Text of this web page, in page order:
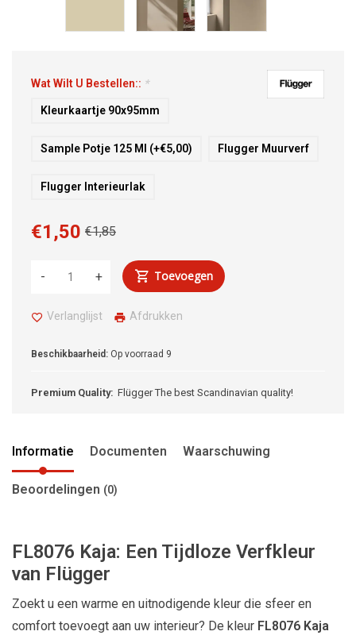
Wat Wilt U Bestellen:: *
Kleurkaartje 90x95mm
Sample Potje 125 Ml (+€5,00) Flugger Muurverf
Flugger Interieurlak
€1,85
€1,50
+
- Toevoegen
Verlanglijst Afdrukken
Beschikbaarheid: Op voorraad 9
Premium Quality: Flügger The best Scandinavian quality!
Informatie Documenten Waarschuwing
Beoordelingen (0)
FL8076 Kaja: Een Tijdloze Verfkleur
van Flügger
Zoekt u een warme en uitnodigende kleur die sfeer en
comfort toevoegt aan uw interieur? De kleur FL8076 Kaja